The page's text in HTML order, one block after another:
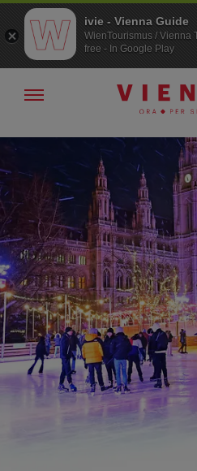
Alla
Al
Mostra/nascondi
ivie - Vienna Guide
WienTourismus / Vienna
free - In Google Play